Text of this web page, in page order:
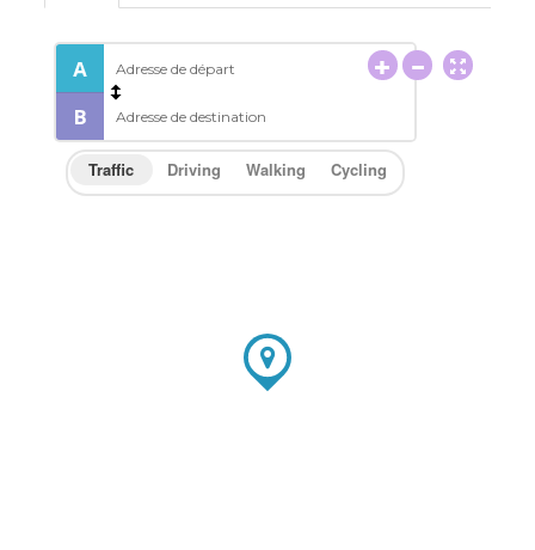
Traffic Driving Walking Cycling